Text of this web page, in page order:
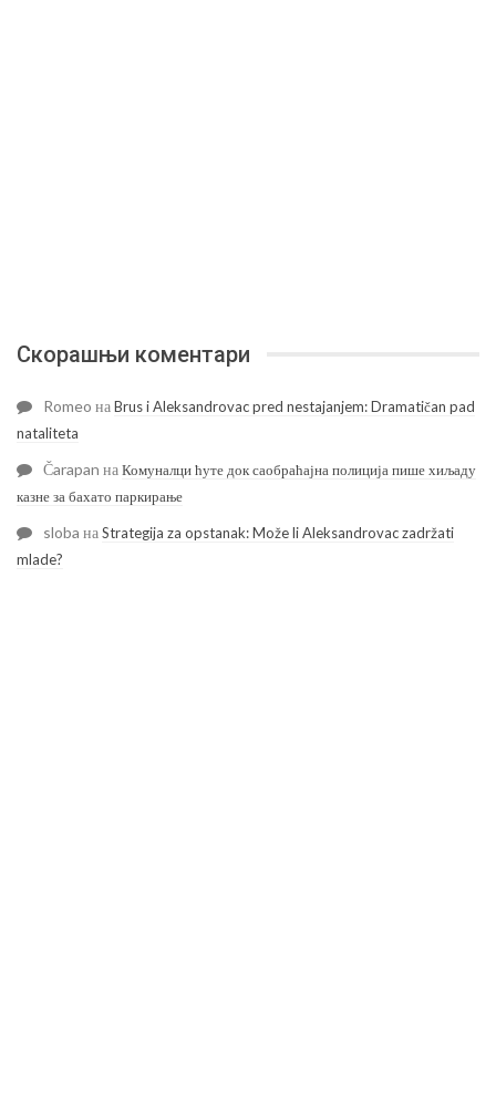
Скорашњи коментари
Romeo наBrus i Aleksandrovac pred nestajanjem: Dramatičan pad
nataliteta
Čarapan наКомуналци ћуте док саобраћајна полиција пише хиљаду
казне за бахато паркирање
sloba наStrategija za opstanak: Može li Aleksandrovac zadržati
mlade?